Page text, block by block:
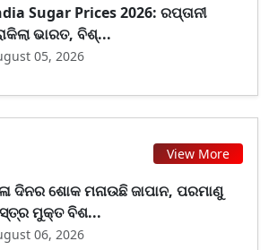
Sugar Prices 2026: ରପ୍ତାନୀ
ଭାରତ, ବିଶ୍...
05, 2026
View More
ଦିନର ଶୋକ ମନାଉଛି ଜାପାନ, ପରମାଣୁ
ମୁକ୍ତ ବିଶ...
06, 2026